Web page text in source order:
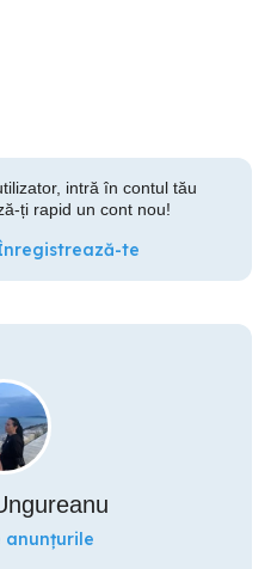
intră în contul tău
ți rapid un cont nou!
te
anunțurile